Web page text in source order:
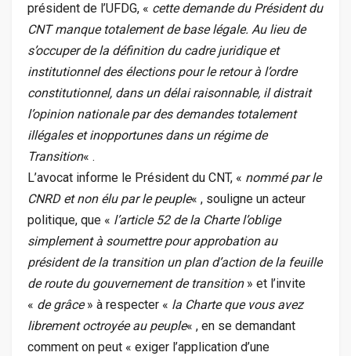
président de l’UFDG, « cette demande du Président du
CNT manque totalement de base légale. Au lieu de
s’occuper de la définition du cadre juridique et
institutionnel des élections pour le retour à l’ordre
constitutionnel, dans un délai raisonnable, il distrait
l’opinion nationale par des demandes totalement
illégales et inopportunes dans un régime de
Transition« .
L’avocat informe le Président du CNT, « nommé par le
CNRD et non élu par le peuple« , souligne un acteur
politique, que « l’article 52 de la Charte l’oblige
simplement à soumettre pour approbation au
président de la transition un plan d’action de la feuille
de route du gouvernement de transition» et l’invite
« de grâce» à respecter « la Charte que vous avez
librement octroyée au peuple« , en se demandant
comment on peut « exiger l’application d’une